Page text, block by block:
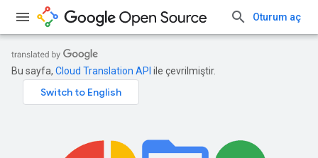
Oturum aç
Bu sayfa, Cloud Translation API ile çevrilmiştir.